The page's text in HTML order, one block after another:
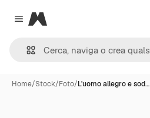
Close menu
Magnific
Home/Stock/Foto/L'uomo allegro e sod…